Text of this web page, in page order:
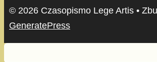
© 2026 Czasopismo Lege Artis •
GeneratePress